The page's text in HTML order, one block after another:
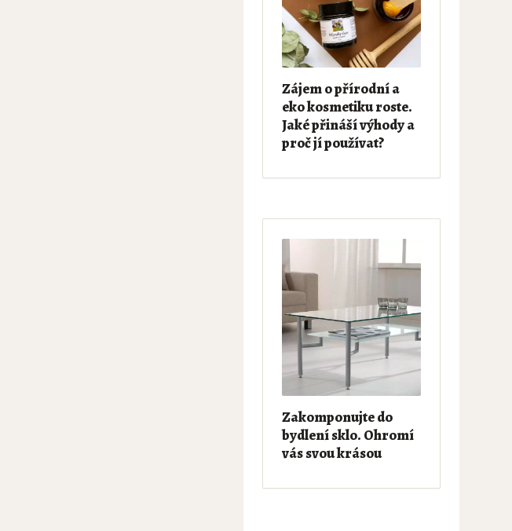
Zájem o přírodní a
eko kosmetiku roste.
Jaké přináší výhody a
proč jí používat?
Zakomponujte do
bydlení sklo. Ohromí
vás svou krásou